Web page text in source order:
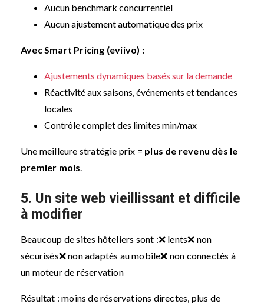
Aucun benchmark concurrentiel
Aucun ajustement automatique des prix
Avec Smart Pricing (eviivo) :
Ajustements dynamiques basés sur la demande
Réactivité aux saisons, événements et tendances
locales
Contrôle complet des limites min/max
Une meilleure stratégie prix = plus de revenu dès le
premier mois.
5. Un site web vieillissant et difficile
à modifier
Beaucoup de sites hôteliers sont :❌ lents❌ non
sécurisés❌ non adaptés au mobile❌ non connectés à
un moteur de réservation
Résultat : moins de réservations directes, plus de